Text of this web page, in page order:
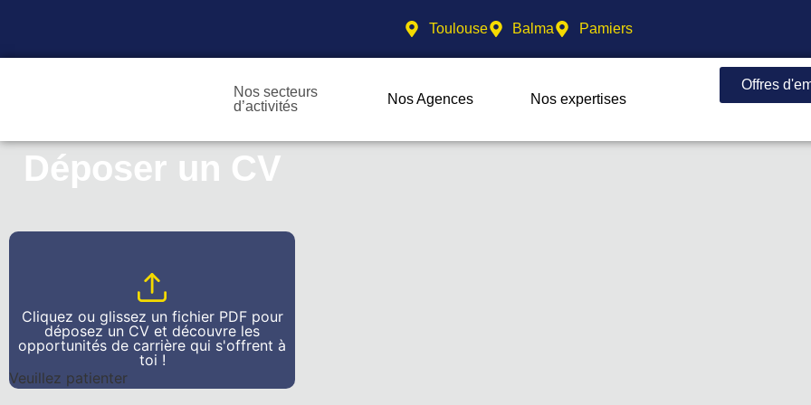
Toulouse Balma Pamiers
Nos secteurs
d’activités
Nos Agences Nos expertises
Offres
Déposer un CV
Cliquez ou glissez un fichier PDF pour
déposez un CV et découvre les
opportunités de carrière qui s'offrent à
toi !
Veuillez patienter